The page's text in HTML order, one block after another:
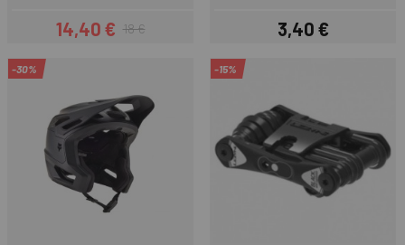
Preis
14,40 €Regulärer Preis
18 €
Preis
3,40 €
-30% -15%